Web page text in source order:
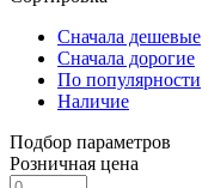
Сначала дешевые
Сначала дорогие
По популярности
Наличие
Подбор параметров
Розничная цена